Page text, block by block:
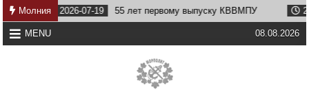
Skip
to
content
Молния
2026-07-19 55 лет первому выпуску КВВМПУ 2026-07-07
MENU 08.08.2026